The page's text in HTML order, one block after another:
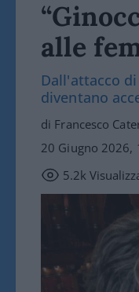
alle
Dall'attacco
diventano
di Francesco
20 Giugno 2026,
5.2k